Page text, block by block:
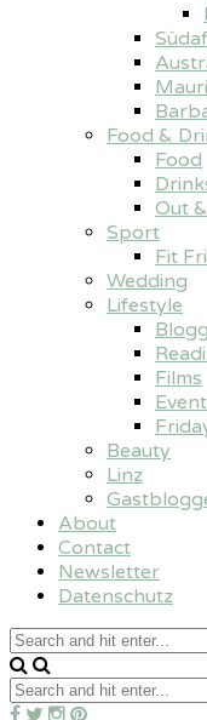
Food &
Food
Out
Sport
Fit
Wedding
Lifestyle
Films
Beauty
Linz
About
Contact
Newsletter
Datenschutz